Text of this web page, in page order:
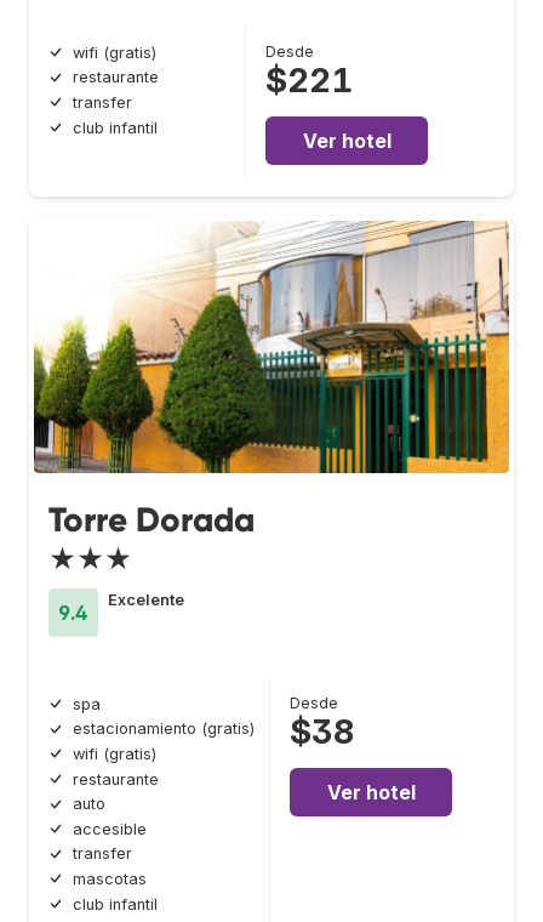
wifi (gratis)
restaurante
transfer
club infantil
Desde
$221
Ver hotel
Torre Dorada
★★★
9.4
Excelente
spa
estacionamiento (gratis)
wifi (gratis)
restaurante
auto
accesible
transfer
mascotas
club infantil
Desde
$38
Ver hotel